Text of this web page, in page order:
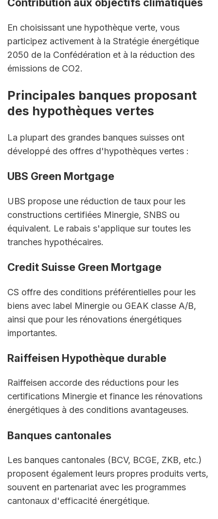
Contribution aux objectifs climatiques
En choisissant une hypothèque verte, vous
participez activement à la Stratégie énergétique
2050 de la Confédération et à la réduction des
émissions de CO2.
Principales banques proposant
des hypothèques vertes
La plupart des grandes banques suisses ont
développé des offres d'hypothèques vertes :
UBS Green Mortgage
UBS propose une réduction de taux pour les
constructions certifiées Minergie, SNBS ou
équivalent. Le rabais s'applique sur toutes les
tranches hypothécaires.
Credit Suisse Green Mortgage
CS offre des conditions préférentielles pour les
biens avec label Minergie ou GEAK classe A/B,
ainsi que pour les rénovations énergétiques
importantes.
Raiffeisen Hypothèque durable
Raiffeisen accorde des réductions pour les
certifications Minergie et finance les rénovations
énergétiques à des conditions avantageuses.
Banques cantonales
Les banques cantonales (BCV, BCGE, ZKB, etc.)
proposent également leurs propres produits verts,
souvent en partenariat avec les programmes
cantonaux d'efficacité énergétique.